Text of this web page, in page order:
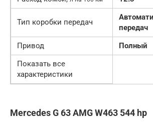
Тип коробки передач
передач
Привод
Полный
Показать все
характеристики
Mercedes G 63 AMG W463 544 hp